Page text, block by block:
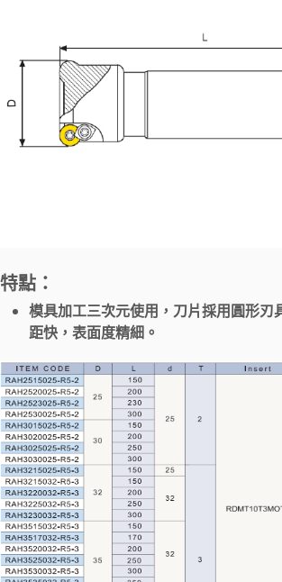
特點：
模具加工三次元使用，刀片採用圓形刃
距快，表面度精細。